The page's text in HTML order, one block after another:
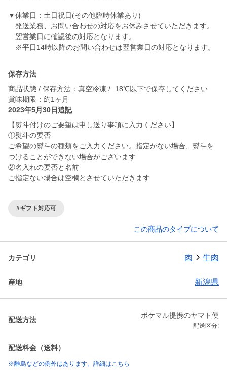
▼休業日：土日祝日(その他臨時休業あり)
発送業務、お問い合わせの対応をお休みさせていただきます。
翌営業日に確認後の対応となります。
保存方法
商品状態 / 保存方法：真空冷凍 / ⁻18℃以下で保存してください
賞味期限：約1ヶ月
2023年5月30日追記
【熨斗付けのご要望は申し送り事項に入力ください】
①熨斗の要否
ご希望の熨斗の種類をご入力ください。指定がない場合、熨斗を
つけることができない場合がございます
②名入れの要否と名前
ご指定ない場合は空欄とさせていただきます
#ギフト対応可
この商品のタイプについて
カテゴリ 肉 牛肉
産地 新潟県
配送方法
ポケマル提携のヤマト便
配送区分:
配送料金（送料）
※離島などの例外はあります。詳細はこちら